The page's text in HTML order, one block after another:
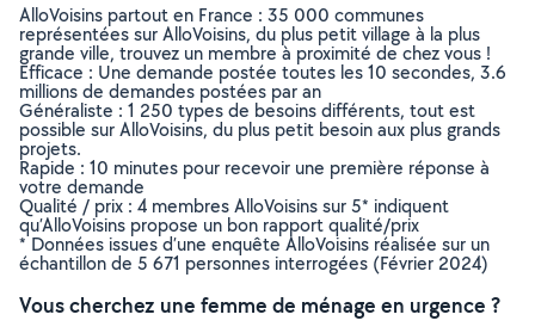
AlloVoisins partout en France : 35 000 communes
représentées sur AlloVoisins, du plus petit village à la plus
grande ville, trouvez un membre à proximité de chez vous !
Efficace : Une demande postée toutes les 10 secondes, 3.6
millions de demandes postées par an
Généraliste : 1 250 types de besoins différents, tout est
possible sur AlloVoisins, du plus petit besoin aux plus grands
projets.
Rapide : 10 minutes pour recevoir une première réponse à
votre demande
Qualité / prix : 4 membres AlloVoisins sur 5* indiquent
qu’AlloVoisins propose un bon rapport qualité/prix
* Données issues d’une enquête AlloVoisins réalisée sur un
échantillon de 5 671 personnes interrogées (Février 2024)
Vous cherchez une femme de ménage en urgence ?